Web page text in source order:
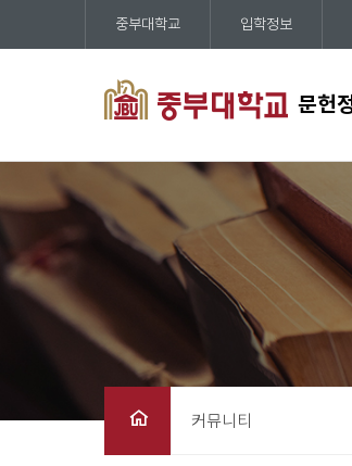
문헌
중부대학교 입학정보
커뮤니티